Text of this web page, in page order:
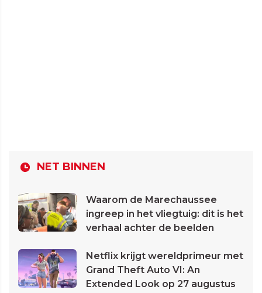
NET BINNEN
Waarom de Marechaussee
ingreep in het vliegtuig: dit is het
verhaal achter de beelden
Netflix krijgt wereldprimeur met
Grand Theft Auto VI: An
Extended Look op 27 augustus